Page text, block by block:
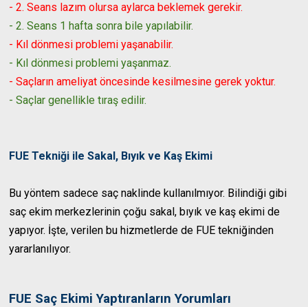
- 2. Seans lazım olursa aylarca beklemek gerekir.
- 2. Seans 1 hafta sonra bile yapılabilir.
- Kıl dönmesi problemi yaşanabilir.
- Kıl dönmesi problemi yaşanmaz.
- Saçların ameliyat öncesinde kesilmesine gerek yoktur.
- Saçlar genellikle tıraş edilir.
FUE Tekniği ile Sakal, Bıyık ve Kaş Ekimi
Bu yöntem sadece saç naklinde kullanılmıyor. Bilindiği gibi
saç ekim merkezlerinin çoğu sakal, bıyık ve kaş ekimi de
yapıyor. İşte, verilen bu hizmetlerde de FUE tekniğinden
yararlanılıyor.
FUE Saç Ekimi Yaptıranların Yorumları